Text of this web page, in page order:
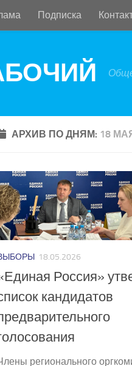
Подписка
АРХИВ ПО ДНЯМ: 18
18.05.2026
Россия»
кандидатов
регионального